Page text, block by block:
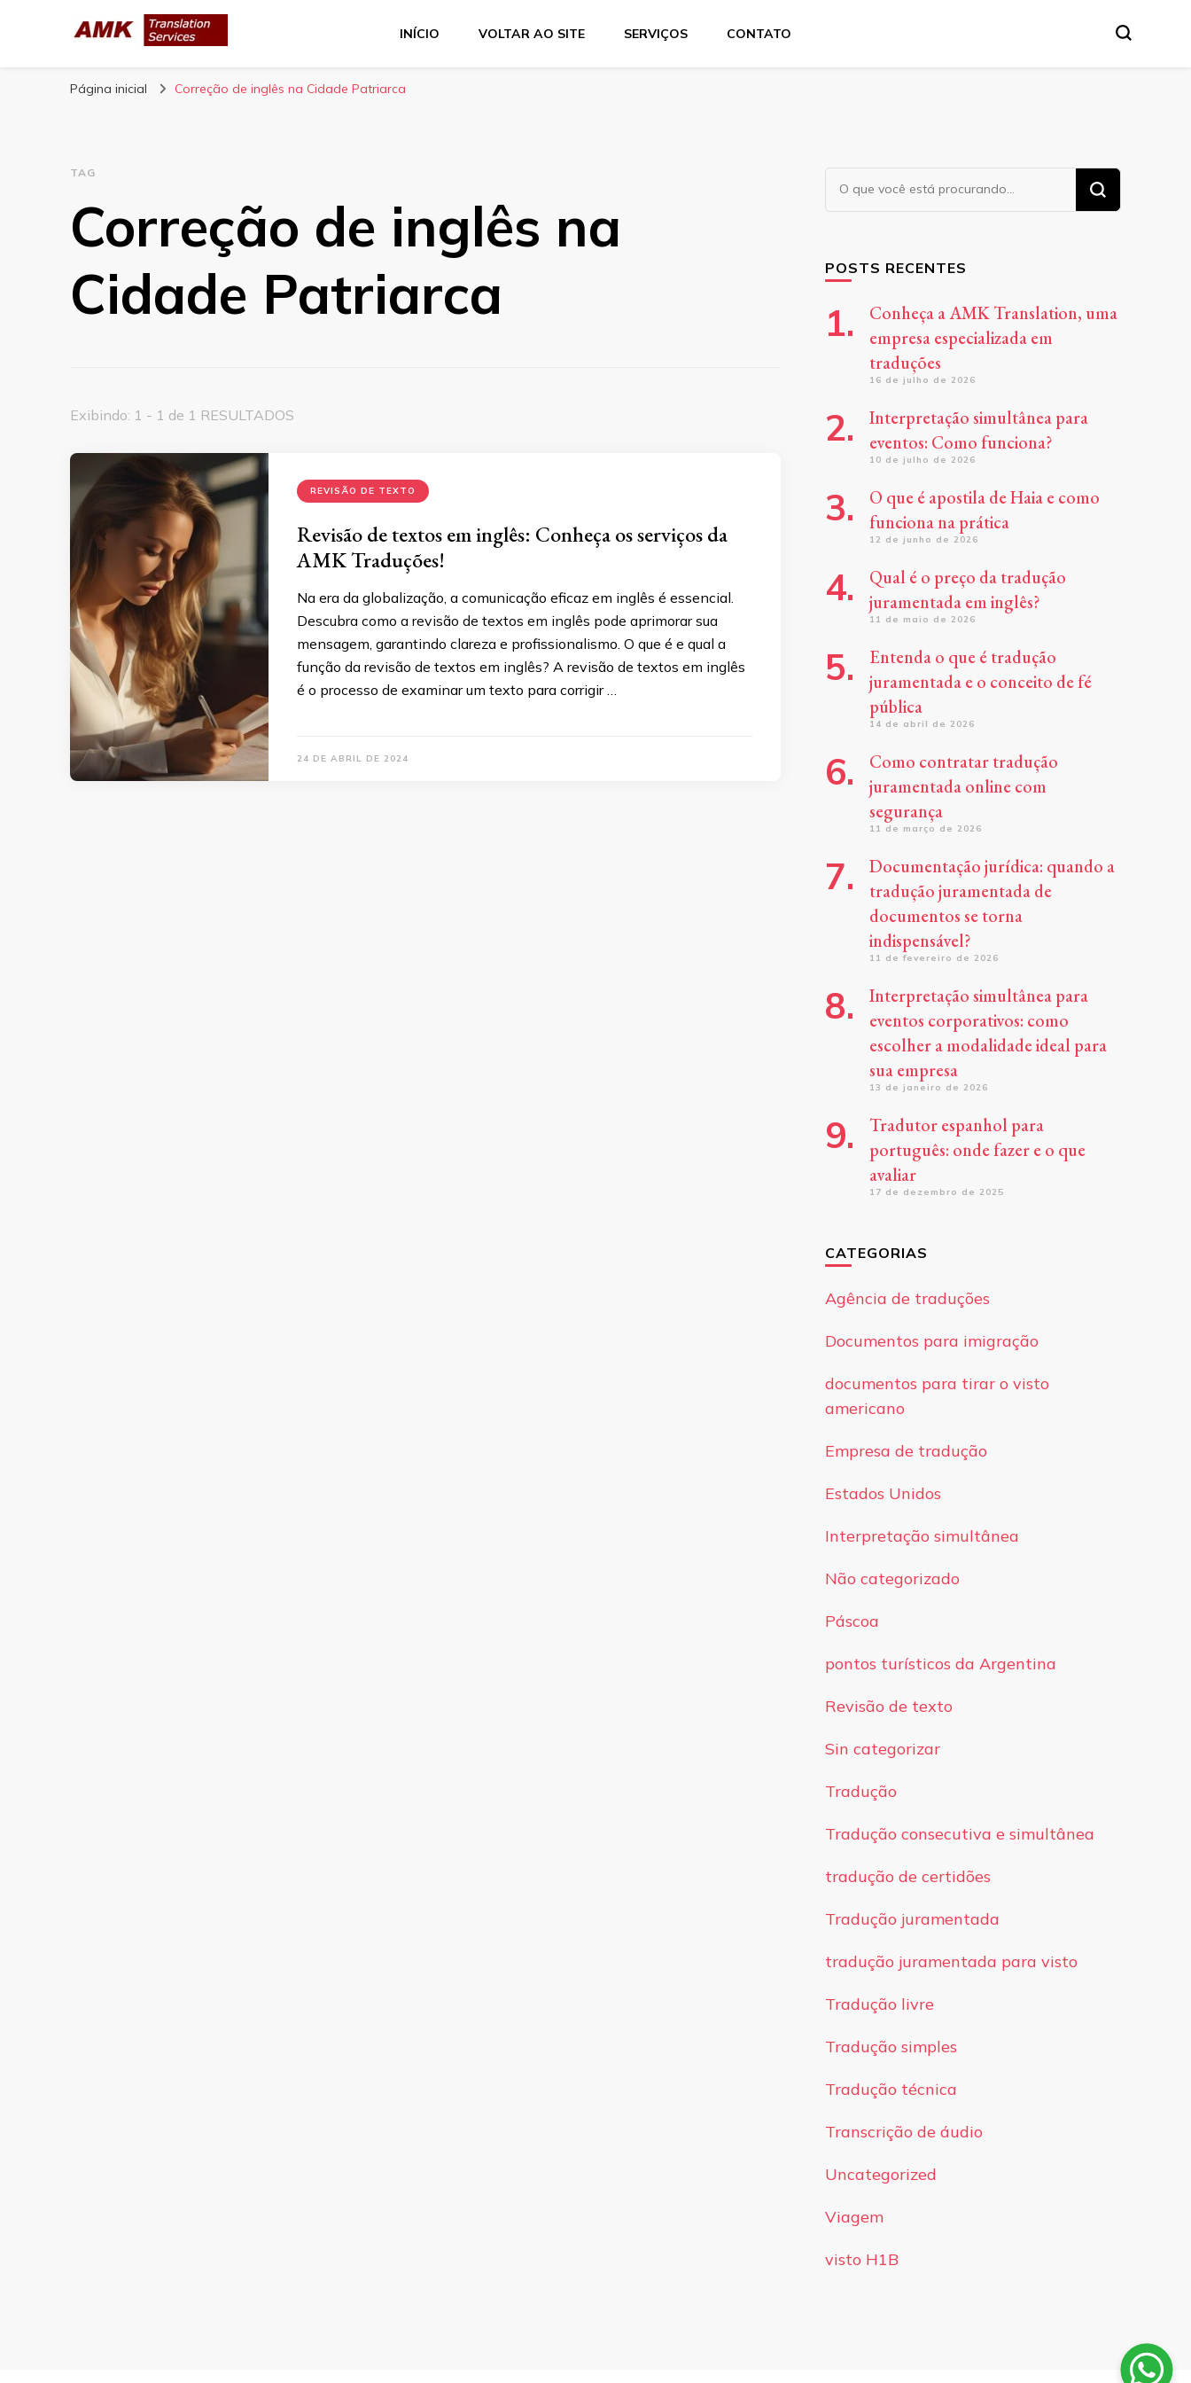
AMK Translation Services
INÍCIO VOLTAR AO SITE SERVIÇOS CONTATO
Página inicial Correção de inglês na Cidade Patriarca
TAG
Correção de inglês na
Cidade Patriarca
Exibindo: 1 - 1 de 1 RESULTADOS
REVISÃO DE TEXTO
Revisão de textos em inglês: Conheça os serviços da
AMK Traduções!
Na era da globalização, a comunicação eficaz em inglês é essencial.
Descubra como a revisão de textos em inglês pode aprimorar sua
mensagem, garantindo clareza e profissionalismo. O que é e qual a
função da revisão de textos em inglês? A revisão de textos em inglês
é o processo de examinar um texto para corrigir …
24 DE ABRIL DE 2024
Procurando
algo?
POSTS RECENTES
Conheça a AMK Translation, uma
empresa especializada em
traduções
16 de julho de 2026
Interpretação simultânea para
eventos: Como funciona?
10 de julho de 2026
O que é apostila de Haia e como
funciona na prática
12 de junho de 2026
Qual é o preço da tradução
juramentada em inglês?
11 de maio de 2026
Entenda o que é tradução
juramentada e o conceito de fé
pública
14 de abril de 2026
Como contratar tradução
juramentada online com
segurança
11 de março de 2026
Documentação jurídica: quando a
tradução juramentada de
documentos se torna
indispensável?
11 de fevereiro de 2026
Interpretação simultânea para
eventos corporativos: como
escolher a modalidade ideal para
sua empresa
13 de janeiro de 2026
Tradutor espanhol para
português: onde fazer e o que
avaliar
17 de dezembro de 2025
CATEGORIAS
Agência de traduções
Documentos para imigração
documentos para tirar o visto
americano
Empresa de tradução
Estados Unidos
Interpretação simultânea
Não categorizado
Páscoa
pontos turísticos da Argentina
Revisão de texto
Sin categorizar
Tradução
Tradução consecutiva e simultânea
tradução de certidões
Tradução juramentada
tradução juramentada para visto
Tradução livre
Tradução simples
Tradução técnica
Transcrição de áudio
Uncategorized
Viagem
visto H1B